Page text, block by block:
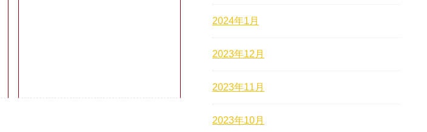
2024年1月
2023年12月
2023年11月
2023年10月